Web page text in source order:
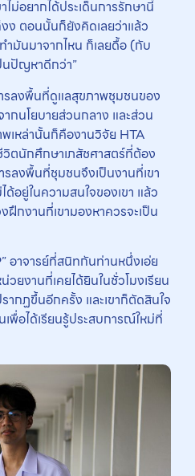
ม่อยากได้ประเด็นการรักษานี้
ง ตอนนั้นก็ยังคิดเลยว่าแล้ว
ำมันมาจากไหน ก็เลยดื้อ (กับ
นปัญหาดีกว่า”
รลงพื้นที่ดูแลสุขภาพชุมชนของ
กนโยบายส่วนกลาง และส่วน
เหล่านั้นก็คืองานวิจัย HTA
ตนักศึกษาเภสัชศาสตร์ที่ต้อง
ลงพื้นที่ชุมชนจึงเป็นงานที่เขา
อยู่ในความสนใจของเขา แล้ว
กงานที่เขามองหาควรจะเป็น
อาจารย์ที่สนิทกันท่านหนึ่งเอ่ย
วยงานที่เคยได้ยินในชั่วโมงเรียน
กฏขึ้นอีกครั้ง และเขาก็ตัดสินใจ
พื่อได้เรียนรู้ประสบการณ์ใหม่ที่